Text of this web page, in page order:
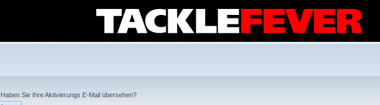
. Haben Sie IhreAktivierungs E-Mail übersehen?